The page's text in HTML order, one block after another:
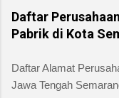
security service dan
bebas banjir dan ideal
alamat pengelola
Perusahaan di
Daftar
Pabrik di Kota
Daftar Alamat
Jawa Tengah